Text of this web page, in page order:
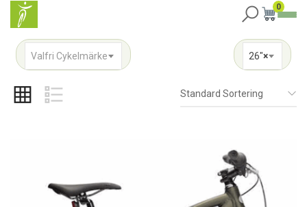
0
Valfri Cykelmärke ×
26"
Standard Sortering